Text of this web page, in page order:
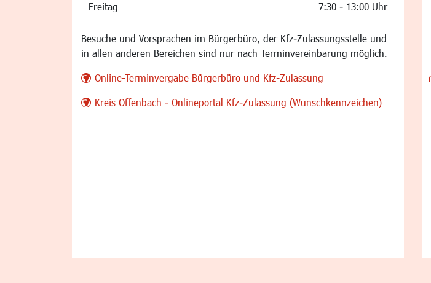
Freitag 7:30 - 13:00 Uhr
Besuche und Vorsprachen im Bürgerbüro, der Kfz-Zulassungsstelle und
in allen anderen Bereichen sind nur nach Terminvereinbarung möglich.
Online-Terminvergabe Bürgerbüro und Kfz-Zulassung
Kreis Offenbach - Onlineportal Kfz-Zulassung (Wunschkennzeichen)